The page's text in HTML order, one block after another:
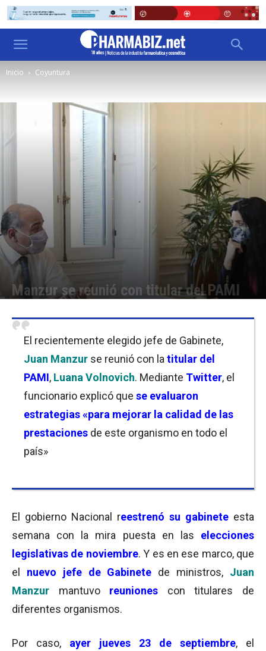
Inicio Coyuntura
Manzur se reunió con titular del PAMI
El recientemente elegido jefe de Gabinete,
Juan Manzur se reunió con la titular del
PAMI, Luana Volnovich. Mediante Twitter, el
funcionario explicó que se evaluaron
estrategias «para mejorar la calidad de las
prestaciones de este organismo en todo el
país»
El gobierno Nacional reestrenó su gabinete esta
semana con la mira puesta en las elecciones
legislativas de noviembre. Y es en ese marco, que
el nuevo jefe de Gabinete de ministros, Juan
Manzur mantuvo reuniones con titulares de
diferentes organismos.
Por caso, ayer jueves 23 de septiembre, el